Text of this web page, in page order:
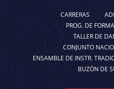
CARRERAS
PROG. DE
TALLER DE
CONJUNTO
ENSAMBLE DE INSTR.
BUZÓN DE